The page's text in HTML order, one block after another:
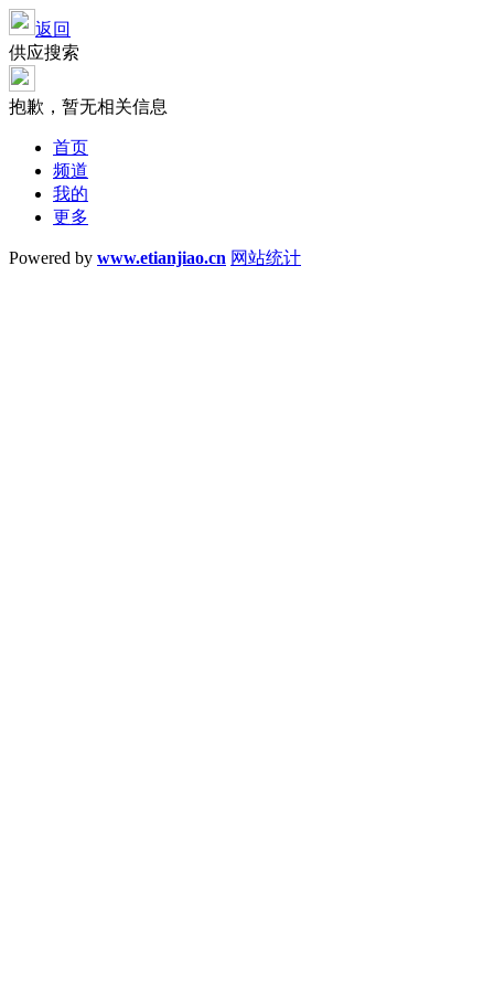
返回
供应搜索
抱歉，暂无相关信息
首页
频道
我的
更多
Powered by www.etianjiao.cn 网站统计